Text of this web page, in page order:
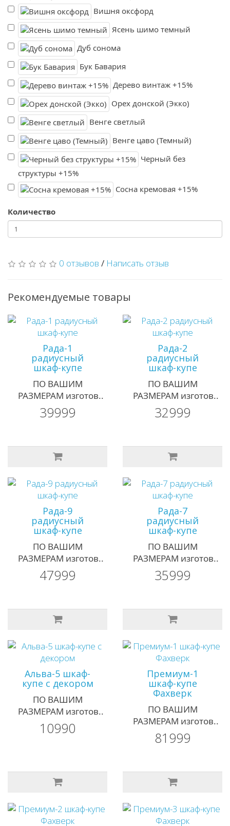
Вишня оксфорд
Ясень шимо темный
Дуб сонома
Бук Бавария
Дерево винтаж +15%
Орех донской (Экко)
Венге светлый
Венге цаво (Темный)
Черный без
структуры +15%
Сосна кремовая +15%
Количество
0 отзывов / Написать отзыв
Рекомендуемые товары
Рада-1
радиусный
шкаф-купе
ПО ВАШИМ
РАЗМЕРАМ изготов..
39999
Рада-2
радиусный
шкаф-купе
ПО ВАШИМ
РАЗМЕРАМ изготов..
32999
Рада-9
радиусный
шкаф-купе
ПО ВАШИМ
РАЗМЕРАМ изготов..
47999
Рада-7
радиусный
шкаф-купе
ПО ВАШИМ
РАЗМЕРАМ изготов..
35999
Альва-5 шкаф-
купе с декором
ПО ВАШИМ
РАЗМЕРАМ изготов..
10990
Премиум-1
шкаф-купе
Фахверк
ПО ВАШИМ
РАЗМЕРАМ изготов..
81999